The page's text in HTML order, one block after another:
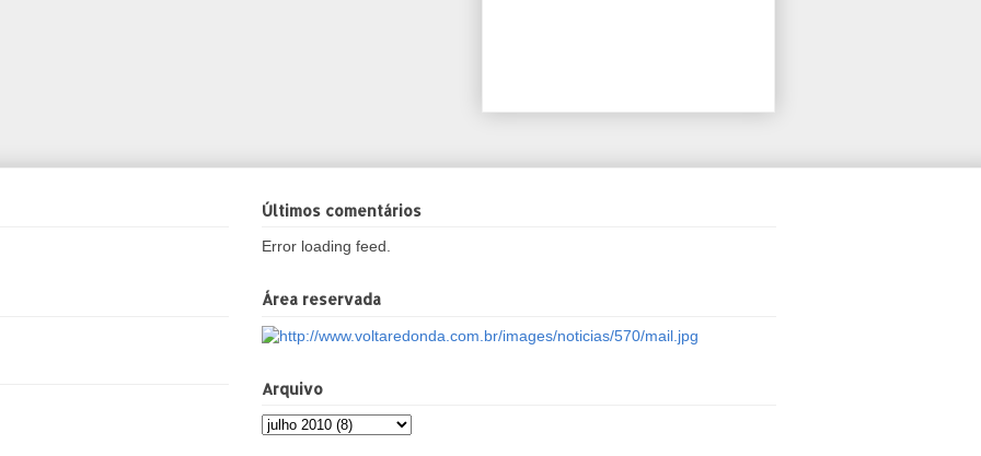
Últimos comentários
Error loading feed.
Área reservada
Arquivo